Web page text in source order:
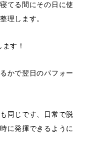
てる間にその日に使
理します。
す！
かで翌日のパフォー
同じです、日常で脱
に発揮できるように